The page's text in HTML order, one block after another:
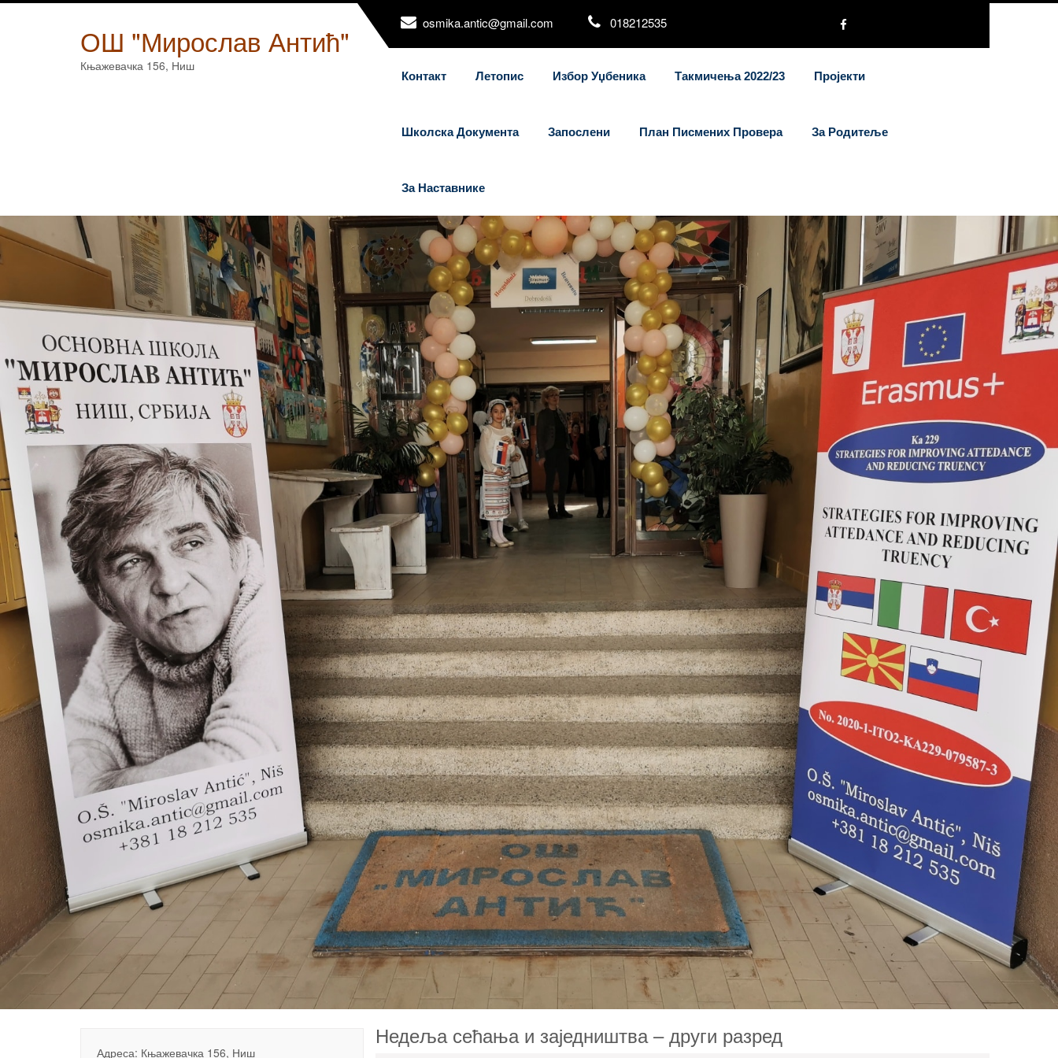
Skip
osmika.antic@gmail.com 018212535
ОШ "Мирослав Антић"
Књажевачка 156, Ниш
Контакт Летопис Избор Уџбеника Такмичења 2022/23 Пројекти
Школска Документа Запослени План Писмених Провера За Родитеље
За Наставнике
Адреса: Књажевачка 156, Ниш
Недеља сећања и заједништва – други разред